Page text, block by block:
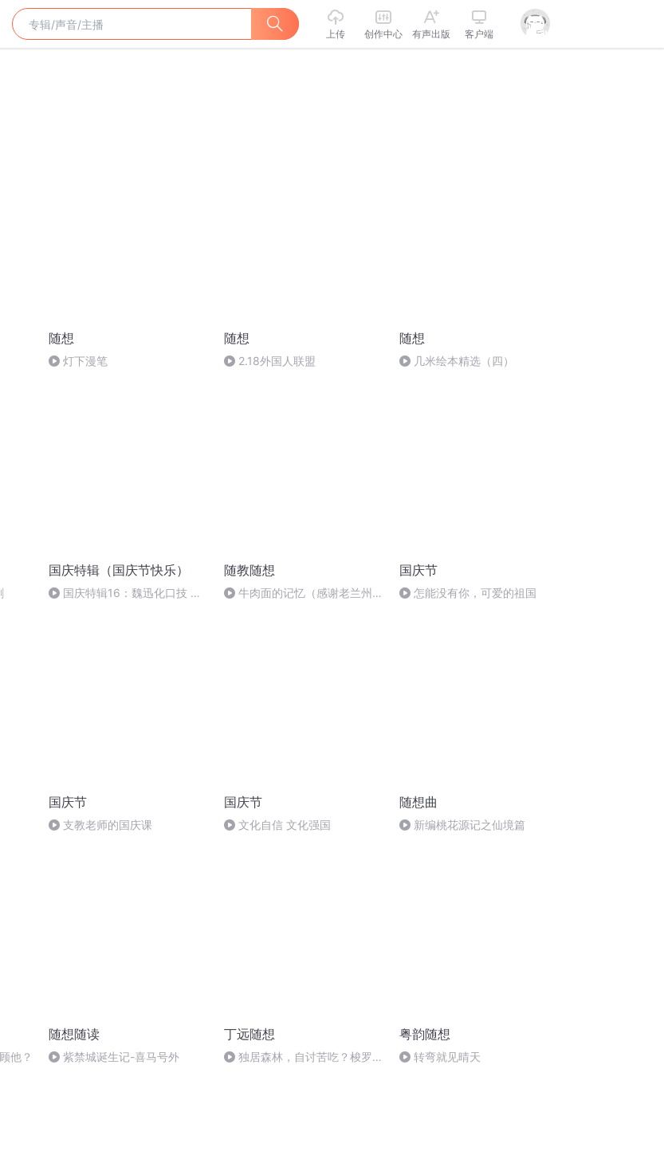
上传 创作中心 有声出版 客户端
随想
灯下漫笔
随想
2.18外国人联盟
随想
几米绘本精选（四）
国庆特辑（国庆节快乐）
国庆特辑16：魏迅化口技 二
随教随想
牛肉面的记忆（感谢老兰州刘
国庆节
怎能没有你，可爱的祖国
国庆节
支教老师的国庆课
国庆节
文化自信 文化强国
随想曲
新编桃花源记之仙境篇
他？
随想随读
紫禁城诞生记-喜马号外
丁远随想
独居森林，自讨苦吃？梭罗的
粤韵随想
转弯就见晴天